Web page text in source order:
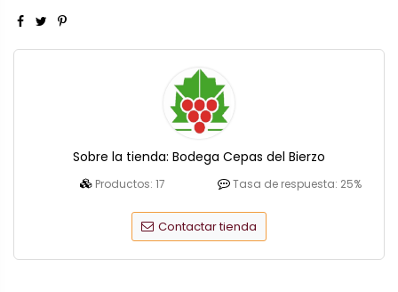
Sobre la tienda: Bodega Cepas del Bierzo
Productos: 17 Tasa de respuesta: 25%
Contactar tienda